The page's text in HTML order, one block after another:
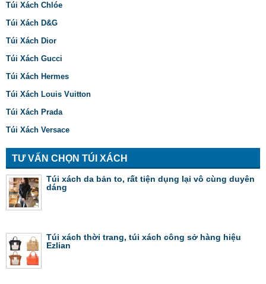
Túi Xách Chlóe
Túi Xách D&G
Túi Xách Dior
Túi Xách Gucci
Túi Xách Hermes
Túi Xách Louis Vuitton
Túi Xách Prada
Túi Xách Versace
TƯ VẤN CHỌN TÚI XÁCH
Túi xách da bản to, rất tiện dụng lại vô cùng duyên
dáng
Túi xách thời trang, túi xách công sở hàng hiệu
Ezlian